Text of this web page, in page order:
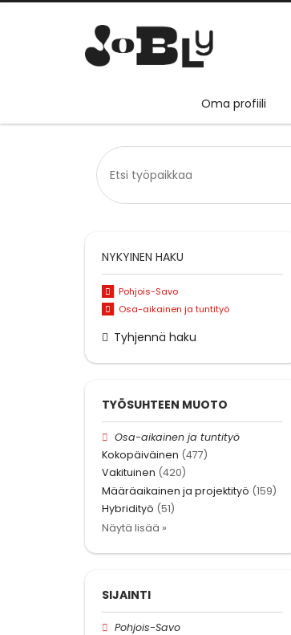
Oma profiili
NYKYINEN HAKU
Pohjois-Savo
Osa-aikainen ja tuntityö
Tyhjennä haku
TYÖSUHTEEN MUOTO
Osa-aikainen ja tuntityö
Kokopäiväinen (477)
Vakituinen (420)
Määräaikainen ja projektityö (159)
Hybridityö (51)
Näytä lisää »
SIJAINTI
Pohjois-Savo